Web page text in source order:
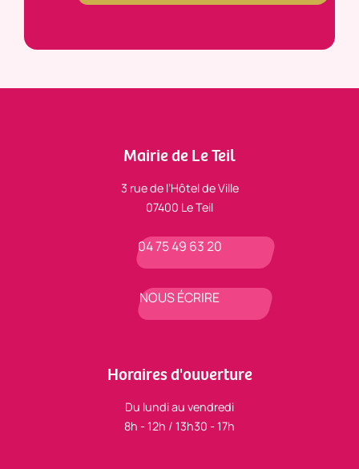
Mairie de Le Teil
3 rue de l’Hôtel de Ville
07400 Le Teil
04 75 49 63 20
NOUS ÉCRIRE
Horaires d'ouverture
Du lundi au vendredi
8h - 12h / 13h30 - 17h